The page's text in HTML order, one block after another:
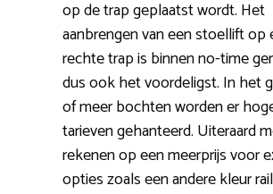
op de trap geplaatst wordt. Het
aanbrengen van een stoellift op
rechte trap is binnen no-time
dus ook het voordeligst. In het
of meer bochten worden er
tarieven gehanteerd. Uiteraard
rekenen op een meerprijs voor
opties zoals een andere kleur